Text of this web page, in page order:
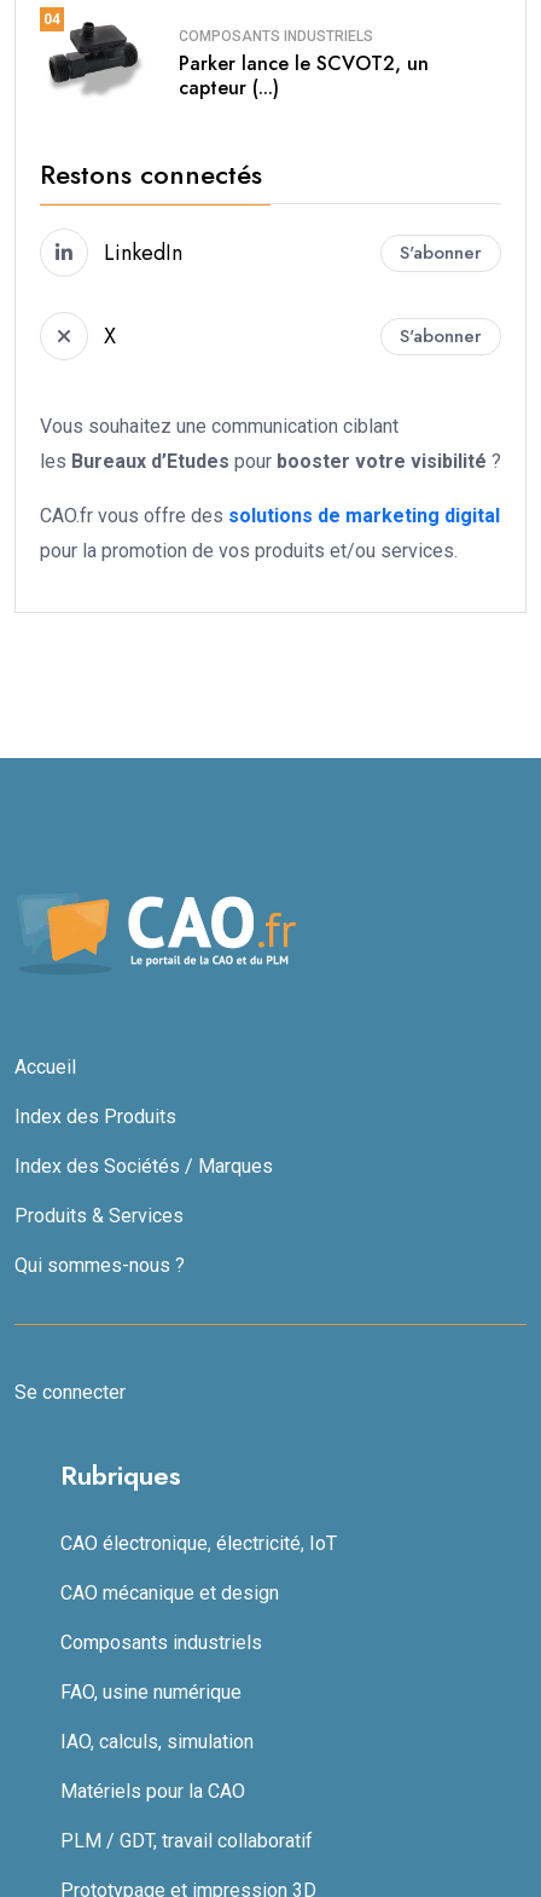
04
COMPOSANTS INDUSTRIELS
Parker lance le SCVOT2, un
capteur (...)
Restons connectés
LinkedIn S'abonner
X S'abonner
Vous souhaitez une communication ciblant
les Bureaux d’Etudes pour booster votre visibilité ?
CAO.fr vous offre des solutions de marketing digital
pour la promotion de vos produits et/ou services.
Accueil
Index des Produits
Index des Sociétés / Marques
Produits & Services
Qui sommes-nous ?
Se connecter
Rubriques
CAO électronique, électricité, IoT
CAO mécanique et design
Composants industriels
FAO, usine numérique
IAO, calculs, simulation
Matériels pour la CAO
PLM / GDT, travail collaboratif
Prototypage et impression 3D